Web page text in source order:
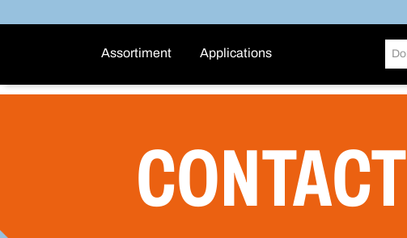
Assortiment Applications
CONTACT